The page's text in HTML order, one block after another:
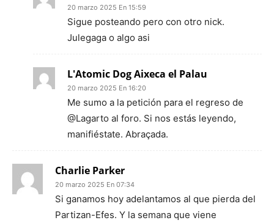
20 marzo 2025 En 15:59
Sigue posteando pero con otro nick.
Julegaga o algo asi
L'Atomic Dog Aixeca el Palau
20 marzo 2025 En 16:20
Me sumo a la petición para el regreso de
@Lagarto al foro. Si nos estás leyendo,
manifiéstate. Abraçada.
Charlie Parker
20 marzo 2025 En 07:34
Si ganamos hoy adelantamos al que pierda del
Partizan-Efes. Y la semana que viene